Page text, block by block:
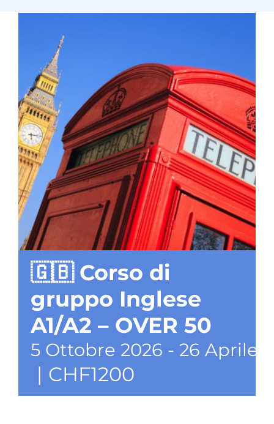
🇬🇧 Corso di
gruppo Inglese
A1/A2 – OVER 50
5 Ottobre 2026 - 26 Aprile
| CHF1200